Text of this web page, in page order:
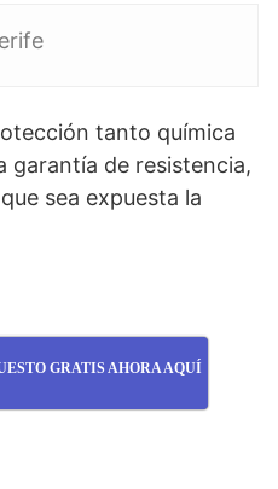
tanto química
garantía de resistencia,
sea expuesta la
GRATIS AHORA AQUÍ